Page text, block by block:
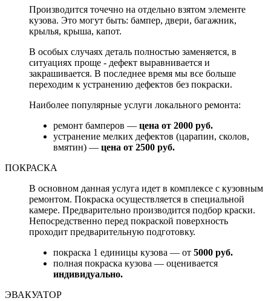
Производится точечно на отдельно взятом элементе
кузова. Это могут быть: бампер, двери, багажник,
крылья, крыша, капот.
В особых случаях деталь полностью заменяется, в
ситуациях проще - дефект выравнивается и
закрашивается. В последнее время мы все больше
переходим к устранению дефектов без покраски.
Наиболее популярные услуги локального ремонта:
ремонт бамперов — цена от 2000 руб.
устранение мелких дефектов (царапин, сколов,
вмятин) — цена от 2500 руб.
ПОКРАСКА
В основном данная услуга идет в комплексе с кузовным
ремонтом. Покраска осуществляется в специальной
камере. Предварительно производится подбор краски.
Непосредственно перед покраской поверхность
проходит предварительную подготовку.
покраска 1 единицы кузова — от 5000 руб.
полная покраска кузова — оценивается
индивидуально.
ЭВАКУАТОР